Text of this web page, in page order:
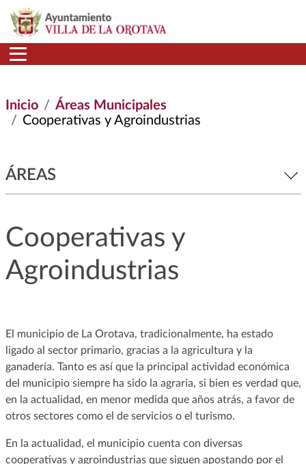
Pasar al contenido principal
Inicio
Áreas Municipales
Cooperativas y Agroindustrias
ÁREAS
Cooperativas y
Agroindustrias
El municipio de La Orotava, tradicionalmente, ha estado
ligado al sector primario, gracias a la agricultura y la
ganadería. Tanto es así que la principal actividad económica
del municipio siempre ha sido la agraria, si bien es verdad que,
en la actualidad, en menor medida que años atrás, a favor de
otros sectores como el de servicios o el turismo.
En la actualidad, el municipio cuenta con diversas
cooperativas y agroindustrias que siguen apostando por el